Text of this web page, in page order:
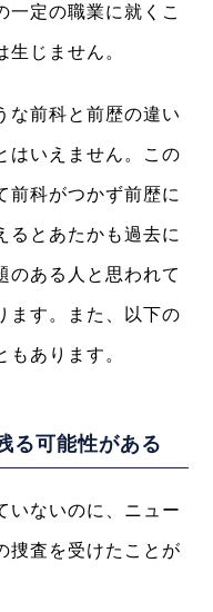
一定の職業に就くこ
じません。
な前科と前歴の違い
はいえません。この
前科がつかず前歴に
るとあたかも過去に
のある人と思われて
ます。また、以下の
あります。
る可能性がある
いないのに、ニュー
捜査を受けたことが